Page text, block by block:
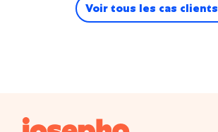
Voir tous les cas clients